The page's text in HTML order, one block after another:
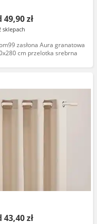
49,90 zł
sklepach
zasłona Aura granatowa
cm przelotka srebrna
43,40 zł